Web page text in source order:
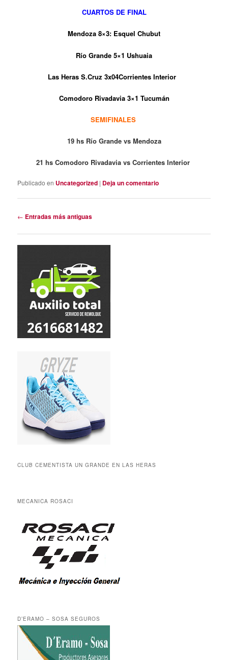
CUARTOS DE FINAL
Mendoza 8×3: Esquel Chubut
Río Grande 5×1 Ushuaia
Las Heras S.Cruz 3x04Corrientes Interior
Comodoro Rivadavia 3×1 Tucumán
SEMIFINALES
19 hs Río Grande vs Mendoza
21 hs Comodoro Rivadavia vs Corrientes Interior
Publicado en Uncategorized | Deja un comentario
Navegación
entradas
← Entradas más antiguas
CLUB CEMENTISTA UN GRANDE EN LAS HERAS
MECANICA ROSACI
D’ERAMO – SOSA SEGUROS